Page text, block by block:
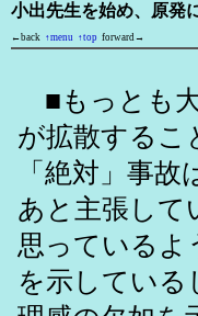
小出先生を始め、原発
←back ↑menu ↑top forward→
■もっとも
が拡散するこ
「絶対」事
あと主張して
思っているよ
を示してい